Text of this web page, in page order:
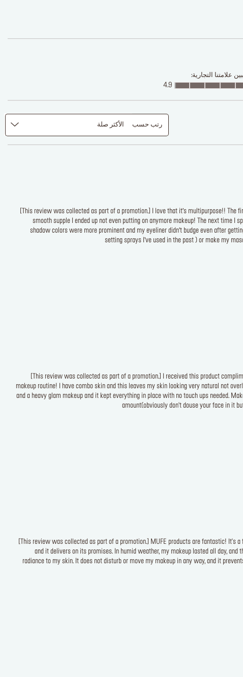
علامتنا التجارية:
4.9
رتب حسب الأكثر صلة
[This review was collected as part of a promotion.] I love that it’s multipurpose!!
smooth supple I ended up not even putting on anymore makeup! The next time I
shadow colors were more prominent and my eyeliner didn’t budge even after
setting sprays I’ve used in the past ) or make my
[This review was collected as part of a promotion.] I received this product
makeup routine! I have combo skin and this leaves my skin looking very natural not
and a heavy glam makeup and it kept everything in place with no touch ups needed.
amount(obviously don't douse your face in it
[This review was collected as part of a promotion.] MUFE products are fantastic! It's
and it delivers on its promises. In humid weather, my makeup lasted all day,
radiance to my skin. It does not disturb or move my makeup in any way, and it